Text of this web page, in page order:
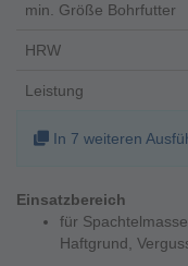
min. Größe Bohrfutter
HRW
Leistung
In 7 weiteren
Einsatzbereich
für
Haftgrund,